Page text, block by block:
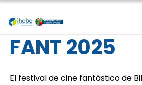
Pasar al contenido principal
FANT 2025
El festival de cine fantástico de